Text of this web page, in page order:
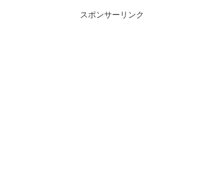
スポンサーリンク